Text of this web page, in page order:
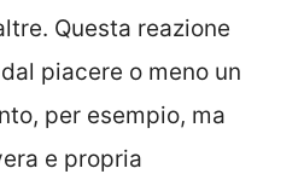
Questa reazione
piacere o meno un
per esempio, ma
e propria